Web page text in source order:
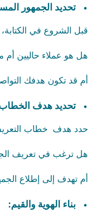
تحديد الجمهور
قبل الشروع في
هل هو عملاء حاليين أم
أم قد تكون هدفك
تحديد هدف
حدد هدف خطاب
هل ترغب في تعريف
أم تهدف إلى إطلاع
بناء الهوية والقيم: